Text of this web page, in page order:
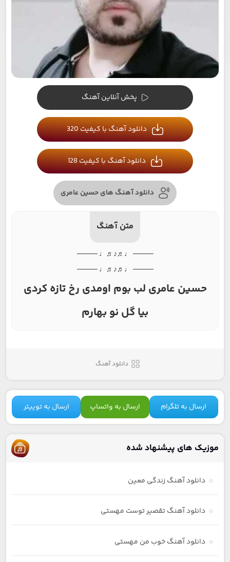
پخش آنلاین آهنگ
دانلود آهنگ با کیفیت 320
دانلود آهنگ با کیفیت 128
دانلود آهنگ های حسین عامری
متن آهنگ
──── ♩♬♪♬♩ ────
──── ♩♬♪♬♩ ────
حسین عامری لب بوم اومدی رخ تازه کردی
بیا گل نو بهارم
دانلود آهنگ
ارسال به تلگرام ارسال به واتساپ ارسال به توییتر
موزیک های پیشنهاد شده
دانلود آهنگ زندگی معین
دانلود آهنگ تقصیر توست مهستی
دانلود آهنگ خوب من مهستی